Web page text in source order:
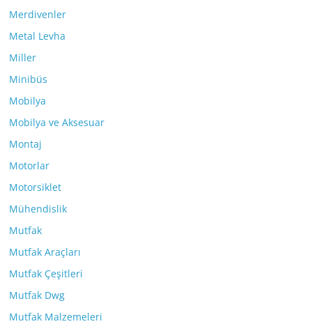
Merdivenler
Metal Levha
Miller
Minibüs
Mobilya
Mobilya ve Aksesuar
Montaj
Motorlar
Motorsiklet
Mühendislik
Mutfak
Mutfak Araçları
Mutfak Çeşitleri
Mutfak Dwg
Mutfak Malzemeleri